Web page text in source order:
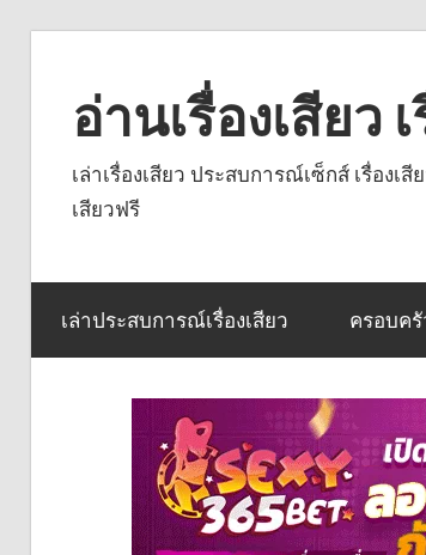
contentอ่านเรื่องเสียว
เล่าเรื่องเสียว ประสบการณ์เซ็กส์ เรื่อ
เสียวฟรี
เล่าประสบการณ์เรื่องเสียว ครอบครั